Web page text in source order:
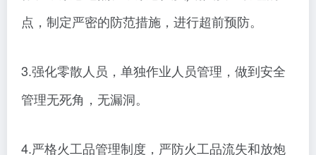
点，制定严密的防范措施，进行超前预防。
3.强化零散人员，单独作业人员管理，做到安全
管理无死角，无漏洞。
4.严格火工品管理制度，严防火工品流失和放炮